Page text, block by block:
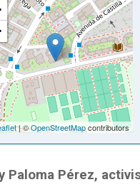
| ©OpenStreetMapcontributors
Paloma Pérez,